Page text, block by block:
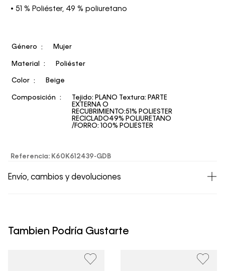
• 51 % Poliéster, 49 % poliuretano
Género Mujer
Material Poliéster
Color Beige
Composición
Tejido: PLANO Textura: PARTE
EXTERNA O
RECUBRIMIENTO:51% POLIESTER
RECICLADO49% POLIURETANO
/FORRO: 100% POLIESTER
Referencia: K60K612439-GDB
Envío, cambios y devoluciones
un período de 30 días calendario tras la recepción.
clientes, no aceptamos devoluciones en ropa interior y
Tambien Podría Gustarte